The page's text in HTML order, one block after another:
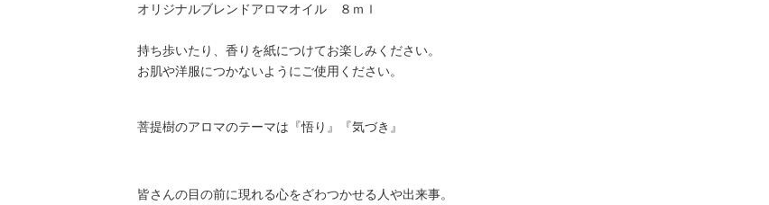
オリジナルブレンドアロマオイル ８ｍｌ
持ち歩いたり、香りを紙につけてお楽しみください。
お肌や洋服につかないようにご使用ください。
菩提樹のアロマのテーマは『悟り』『気づき』
皆さんの目の前に現れる心をざわつかせる人や出来事。